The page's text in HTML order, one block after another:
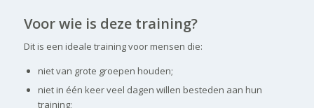
Voor wie is deze training?
Dit is een ideale training voor mensen die:
niet van grote groepen houden;
niet in één keer veel dagen willen besteden aan hun
training;